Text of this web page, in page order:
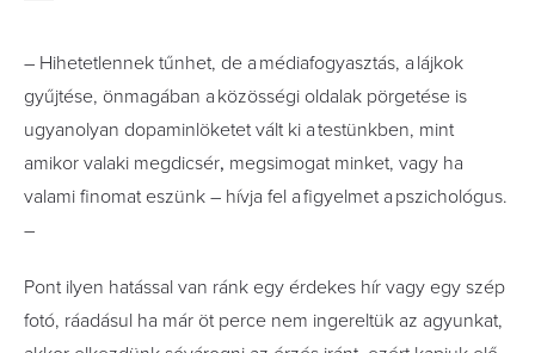
– Hihetetlennek tűnhet, de a médiafogyasztás, a lájkok
gyűjtése, önmagában a közösségi oldalak pörgetése is
ugyanolyan dopaminlöketet vált ki a testünkben, mint
amikor valaki megdicsér, megsimogat minket, vagy ha
valami finomat eszünk – hívja fel a figyelmet a pszichológus.
–
Pont ilyen hatással van ránk egy érdekes hír vagy egy szép
fotó, ráadásul ha már öt perce nem ingereltük az agyunkat,